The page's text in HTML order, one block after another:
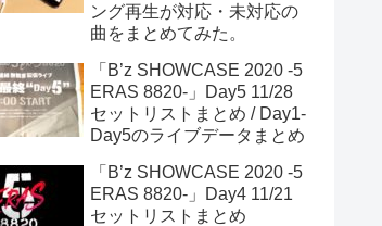
ング再生が対応・未対応の
曲をまとめてみた。
「B’z SHOWCASE 2020 -5
ERAS 8820-」Day5 11/28
セットリストまとめ / Day1-
Day5のライブデータまとめ
「B’z SHOWCASE 2020 -5
ERAS 8820-」Day4 11/21
セットリストまとめ